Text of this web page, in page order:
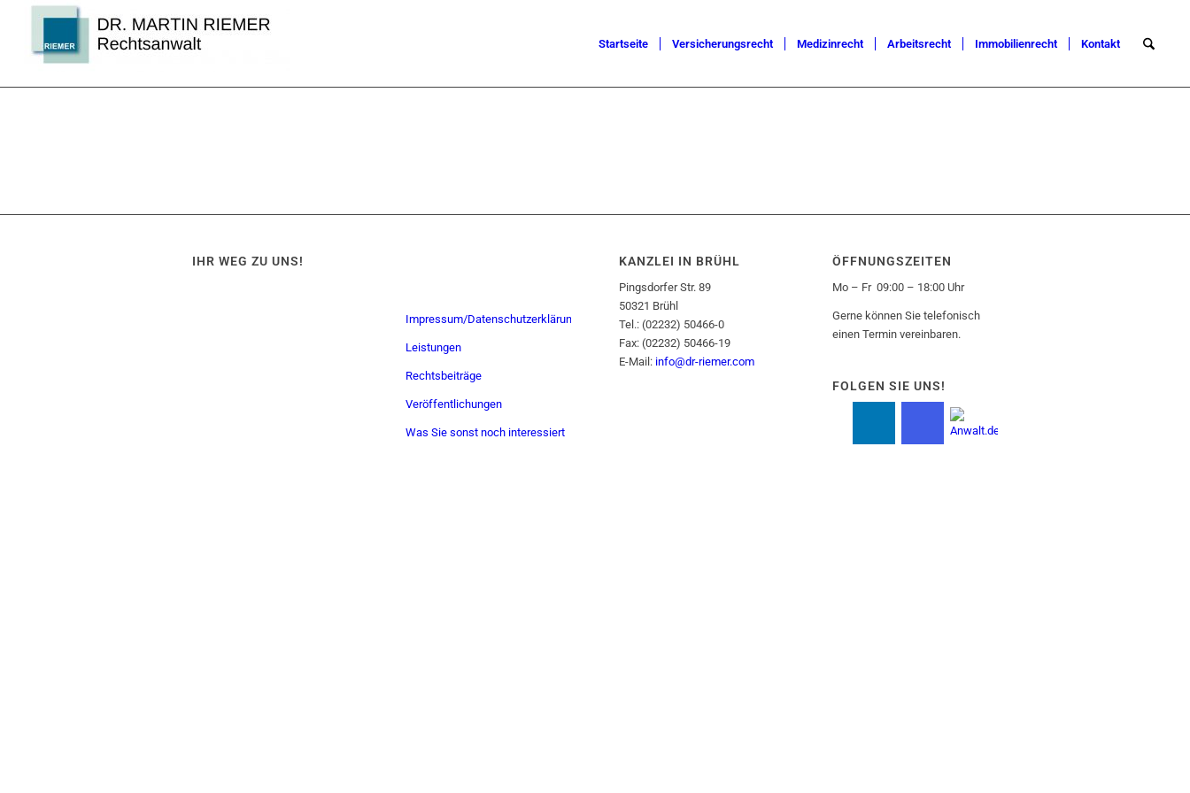
Startseite Versicherungsrecht Medizinrecht Arbeitsrecht Immobilienrecht Kontakt
IHR WEG ZU UNS!
Impressum/Datenschutzerklärung
Leistungen
Rechtsbeiträge
Veröffentlichungen
Was Sie sonst noch interessiert
KANZLEI IN BRÜHL
Pingsdorfer Str. 89
50321 Brühl
Tel.: (02232) 50466-0
Fax: (02232) 50466-19
E-Mail: info@dr-riemer.com
ÖFFNUNGSZEITEN
Mo – Fr 09:00 – 18:00 Uhr
Gerne können Sie telefonisch
einen Termin vereinbaren.
FOLGEN SIE UNS!